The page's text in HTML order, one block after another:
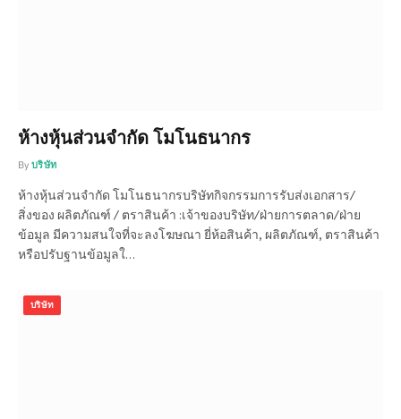
ห้างหุ้นส่วนจำกัด โมโนธนากร
By บริษัท
ห้างหุ้นส่วนจำกัด โมโนธนากรบริษัทกิจกรรมการรับส่งเอกสาร/
สิ่งของ ผลิตภัณฑ์ / ตราสินค้า :เจ้าของบริษัท/ฝ่ายการตลาด/ฝ่าย
ข้อมูล มีความสนใจที่จะลงโฆษณา ยี่ห้อสินค้า, ผลิตภัณฑ์, ตราสินค้า
หรือปรับฐานข้อมูลใ…
บริษัท